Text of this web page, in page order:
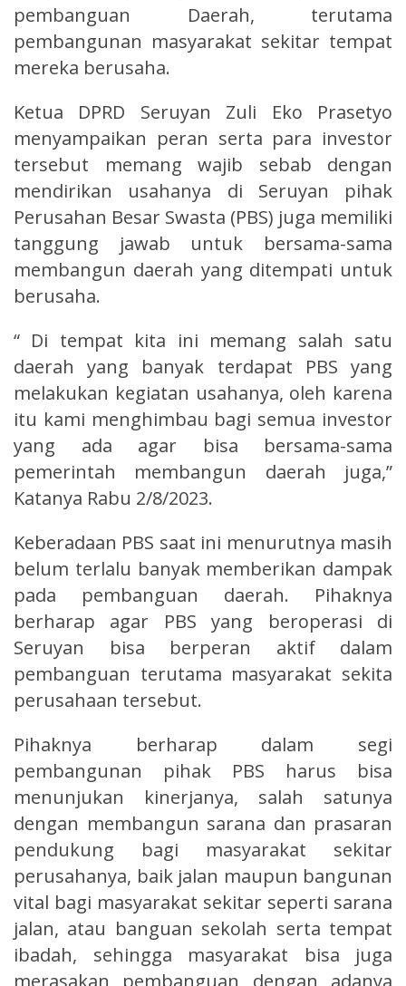
pembanguan Daerah, terutama
pembangunan masyarakat sekitar tempat
mereka berusaha.
Ketua DPRD Seruyan Zuli Eko Prasetyo
menyampaikan peran serta para investor
tersebut memang wajib sebab dengan
mendirikan usahanya di Seruyan pihak
Perusahan Besar Swasta (PBS) juga memiliki
tanggung jawab untuk bersama-sama
membangun daerah yang ditempati untuk
berusaha.
“ Di tempat kita ini memang salah satu
daerah yang banyak terdapat PBS yang
melakukan kegiatan usahanya, oleh karena
itu kami menghimbau bagi semua investor
yang ada agar bisa bersama-sama
pemerintah membangun daerah juga,”
Katanya Rabu 2/8/2023.
Keberadaan PBS saat ini menurutnya masih
belum terlalu banyak memberikan dampak
pada pembanguan daerah. Pihaknya
berharap agar PBS yang beroperasi di
Seruyan bisa berperan aktif dalam
pembanguan terutama masyarakat sekita
perusahaan tersebut.
Pihaknya berharap dalam segi
pembangunan pihak PBS harus bisa
menunjukan kinerjanya, salah satunya
dengan membangun sarana dan prasaran
pendukung bagi masyarakat sekitar
perusahanya, baik jalan maupun bangunan
vital bagi masyarakat sekitar seperti sarana
jalan, atau banguan sekolah serta tempat
ibadah, sehingga masyarakat bisa juga
merasakan pembanguan dengan adanya